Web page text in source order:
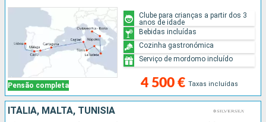
Pensão completa 4 500 € Taxas incluídas
Clube para crianças a partir dos 3
anos de idade
Bebidas incluídas
Cozinha gastronómica
Serviço de mordomo incluído
ITÁLIA, MALTA, TUNÍSIA